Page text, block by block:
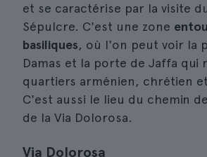
et se caractérise par la visite
Sépulcre. C'est une zone
basiliques, où l'on peut voir la
Damas et la porte de Jaffa qui
quartiers arménien, chrétien
C'est aussi le lieu du chemin
de la Via Dolorosa.
Via Dolorosa